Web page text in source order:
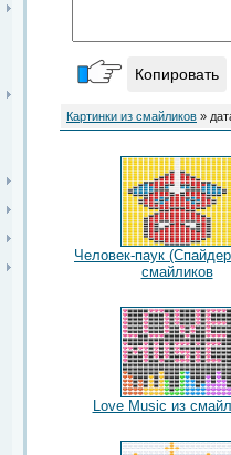
Копировать
Картинки из смайликов »
Человек-паук
смайликов
Love Music из